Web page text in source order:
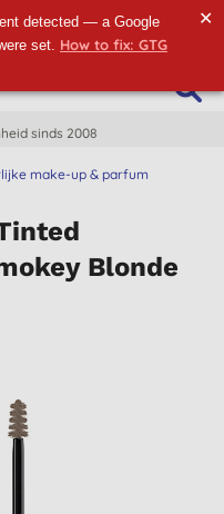
detected — a Google
set. How to fix: GTG
✕
sinds 2008
make-up & parfum
Blonde